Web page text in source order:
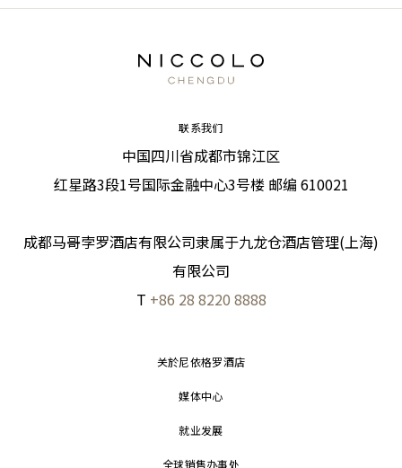
联系我们
中国四川省成都市锦江区
红星路3段1号国际金融中心3号楼 邮编 610021
成都马哥孛罗酒店有限公司隶属于九龙仓酒店管理(上海)
有限公司
T +86 28 8220 8888
关於尼依格罗酒店
媒体中心
就业发展
全球销售办事处